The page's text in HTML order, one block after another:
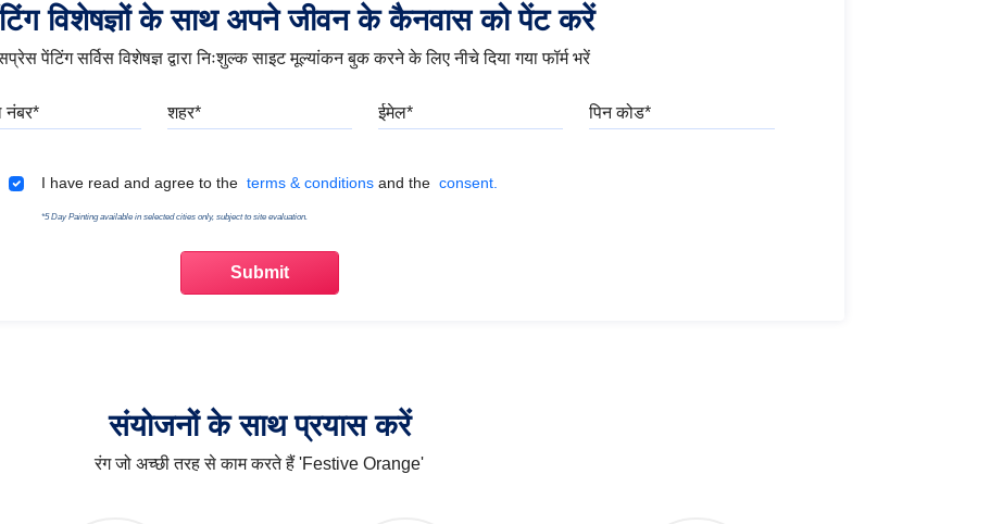
विशेषज्ञों के साथ अपने जीवन के कैनवास को पेंट करें
पेंटिंग सर्विस विशेषज्ञ द्वारा निःशुल्क साइट मूल्यांकन बुक करने के लिए नीचे दिया गया फॉर्म भरें
Terms & Conditions
I have read and agree to the terms & conditions and the consent.
*5 Day Painting available in selected cities only, subject to site evaluation.
संयोजनों के साथ प्रयास करें
रंग जो अच्छी तरह से काम करते हैं 'Festive Orange'